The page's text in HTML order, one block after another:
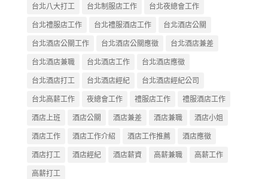
台北八大打工
台北制服店工作
台北夜總會工作
台北禮服店工作
台北禮服酒店工作
台北酒店公關
台北酒店公關工作
台北酒店公關應徵
台北酒店兼差
台北酒店兼職
台北酒店工作
台北酒店應徵
台北酒店打工
台北酒店經紀
台北酒店經紀公司
台北高薪工作
夜總會工作 禮服店工作
禮服酒店工作
酒店上班
酒店公關 酒店兼差 酒店兼職
酒店小姐
酒店工作
酒店工作介紹 酒店工作推薦
酒店應徵
酒店打工
酒店經紀 酒店薪資 高薪兼職
高薪工作
高薪打工